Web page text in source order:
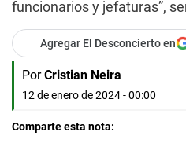
funcionarios y jefaturas”,
Agregar El Desconcierto en
Por Cristian Neira
12 de enero de 2024 - 00:00
Comparte esta nota: